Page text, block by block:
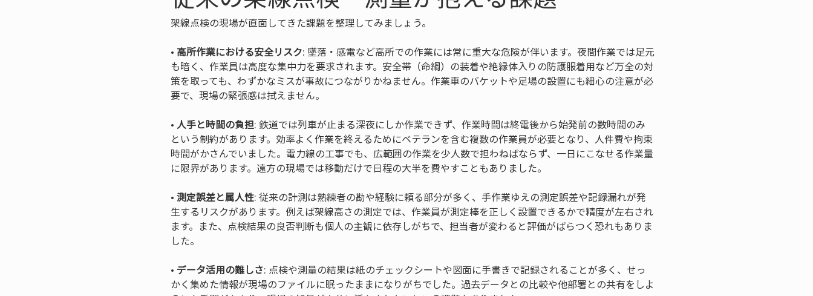
架線点検の現場が直面してきた課題を整理してみましょう。
• 高所作業における安全リスク: 墜落・感電など高所での作業には常に重大な危険が伴います。夜間作業では足元
も暗く、作業員は高度な集中力を要求されます。安全帯（命綱）の装着や絶縁体入りの防護服着用など万全の対
策を取っても、わずかなミスが事故につながりかねません。作業車のバケットや足場の設置にも細心の注意が必
• 人手と時間の負担: 鉄道では列車が止まる深夜にしか作業できず、作業時間は終電後から始発前の数時間のみ
という制約があります。効率よく作業を終えるためにベテランを含む複数の作業員が必要となり、人件費や拘束
時間がかさんでいました。電力線の工事でも、広範囲の作業を少人数で担わねばならず、一日にこなせる作業量
• 測定誤差と属人性: 従来の計測は熟練者の勘や経験に頼る部分が多く、手作業ゆえの測定誤差や記録漏れが発
生するリスクがあります。例えば架線高さの測定では、作業員が測定棒を正しく設置できるかで精度が左右され
ます。また、点検結果の良否判断も個人の主観に依存しがちで、担当者が変わると評価がばらつく恐れもありま
• データ活用の難しさ: 点検や測量の結果は紙のチェックシートや図面に手書きで記録されることが多く、せっ
かく集めた情報が現場のファイルに眠ったままになりがちでした。過去データとの比較や他部署との共有をしよ